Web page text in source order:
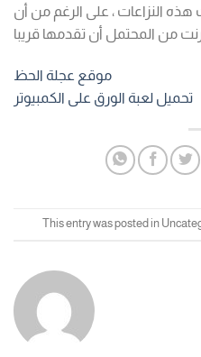
النزاعات ، على الرغم من أن
موقع عجلة الحظ
تحميل لعبة الورق على الكمبيوتر
This entry was posted in